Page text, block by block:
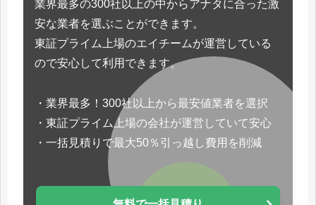
業界最多の300社以上の中からアナタに合った激
安な業者を選ぶことができます。
東証プライム上場のエイチームが運営している
ので安心して利用できます。
・業界最多！300社以上から最安値業者を選択
・東証プライム上場の会社が運営していて安心
・一括見積りで最大50％引っ越し費用を削減